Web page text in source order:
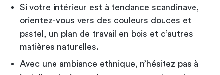
Si votre intérieur est à tendance scandinave,
orientez-vous vers des couleurs douces et
pastel, un plan de travail en bois et d’autres
matières naturelles.
Avec une ambiance ethnique, n’hésitez pas à